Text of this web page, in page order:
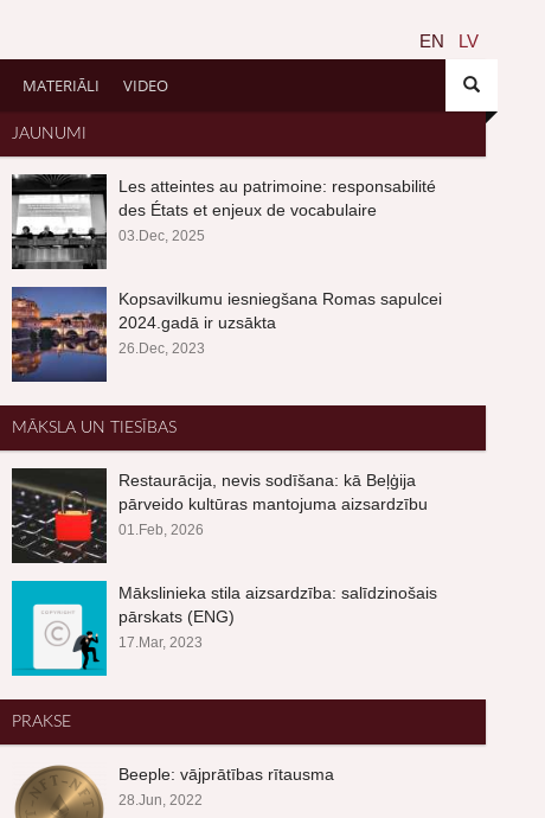
EN LV
MATERIĀLI VIDEO
JAUNUMI
Les atteintes au patrimoine: responsabilité
des États et enjeux de vocabulaire
03.Dec, 2025
Kopsavilkumu iesniegšana Romas sapulcei
2024.gadā ir uzsākta
26.Dec, 2023
MĀKSLA UN TIESĪBAS
Restaurācija, nevis sodīšana: kā Beļģija
pārveido kultūras mantojuma aizsardzību
01.Feb, 2026
Mākslinieka stila aizsardzība: salīdzinošais
pārskats (ENG)
17.Mar, 2023
PRAKSE
Beeple: vājprātības rītausma
28.Jun, 2022